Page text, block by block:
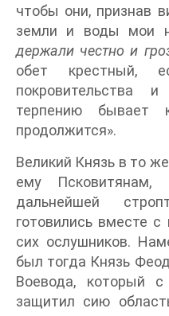
чтобы они, признав
земли и воды мои
держали честно и
обет крестный,
покровительства
терпению
продолжится».
Великий Князь в то
ему
дальнейшей
готовились вместе
сих ослушников.
был тогда Князь
Воевода, который
защитил сию